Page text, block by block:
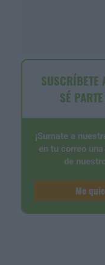
SUSCRÍBETE
SÉ
¡Sumate a
en tu correo
de
Me